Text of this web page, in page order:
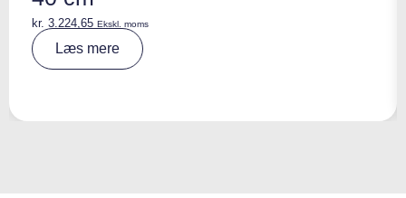
kr. 3.224,65 Ekskl. moms
Læs mere